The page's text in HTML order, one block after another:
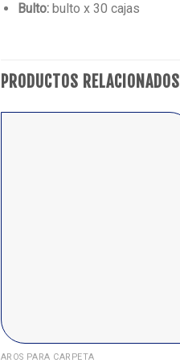
Bulto:bulto x 30 cajas
PRODUCTOS RELACIONADOS
AROS PARA CARPETA